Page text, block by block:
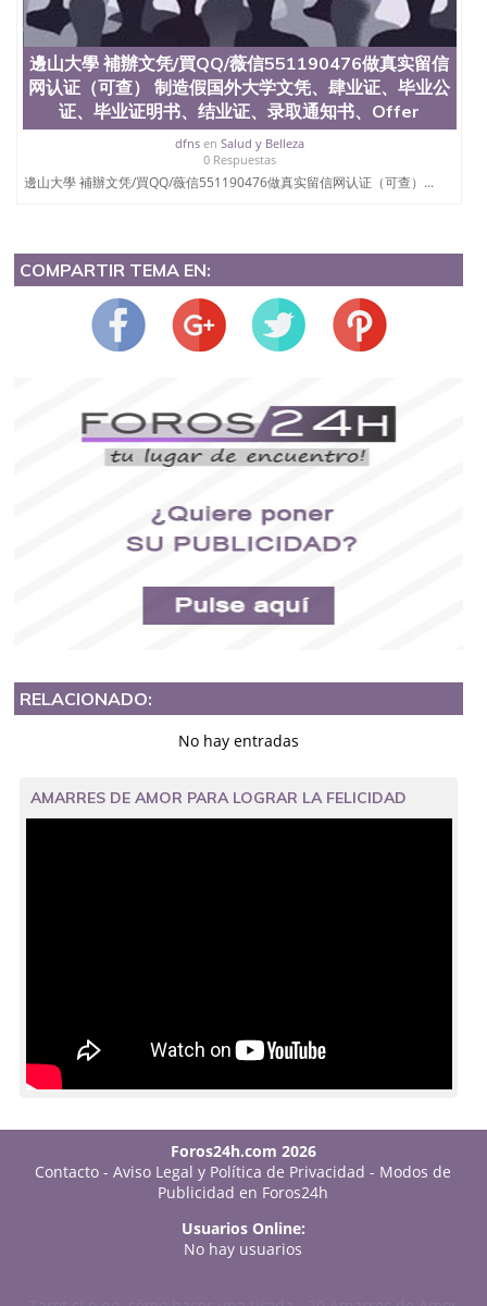
邊山大學 補辦文凭/買QQ/薇信551190476做真实留信
网认证（可查） 制造假国外大学文凭、肆业证、毕业公
证、毕业证明书、结业证、录取通知书、Offer
dfnsen Salud y Belleza
0 Respuestas
邊山大學 補辦文凭/買QQ/薇信551190476做真实留信网认证（可查）...
COMPARTIR TEMA EN:
RELACIONADO:
No hay entradas
AMARRES DE AMOR PARA LOGRAR LA FELICIDAD
Foros24h.com 2026
Contacto -Aviso Legal y Política de Privacidad - Modos de
Publicidad en Foros24h
Usuarios Online:
No hay usuarios